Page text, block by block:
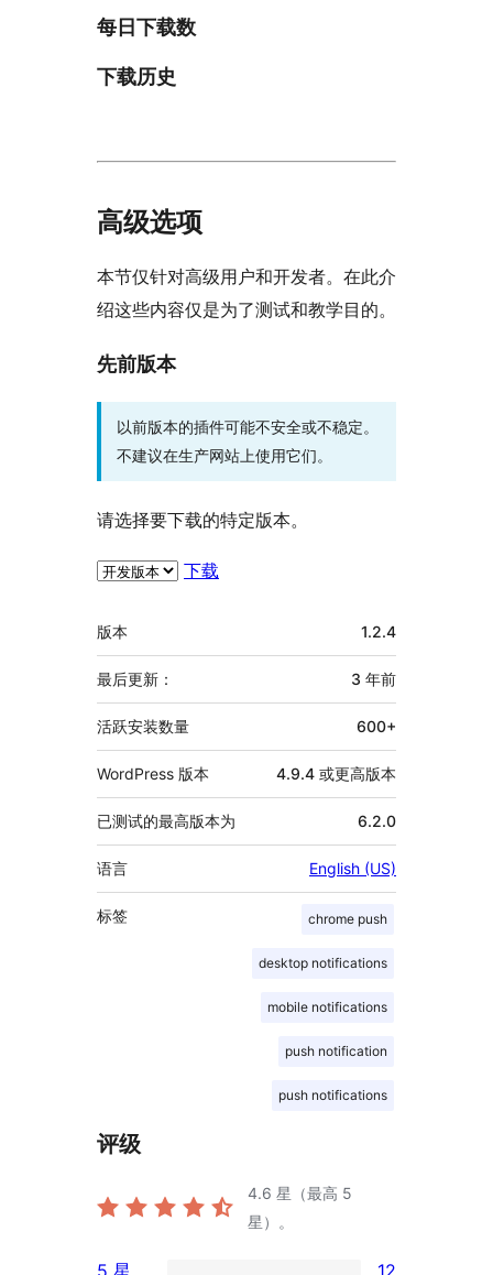
每日下载数
下载历史
高级选项
本节仅针对高级用户和开发者。在此介
绍这些内容仅是为了测试和教学目的。
先前版本
以前版本的插件可能不安全或不稳定。
不建议在生产网站上使用它们。
请选择要下载的特定版本。
下载
额
外
信
息
版本 1.2.4
最后更新： 3 年前
活跃安装数量 600+
WordPress 版本 4.9.4 或更高版本
已测试的最高版本为 6.2.0
语言 English (US)
标签 chrome push
desktop notifications
mobile notifications
push notification
push notifications
评级
4.6 星（最高 5
星）。
5 星 12